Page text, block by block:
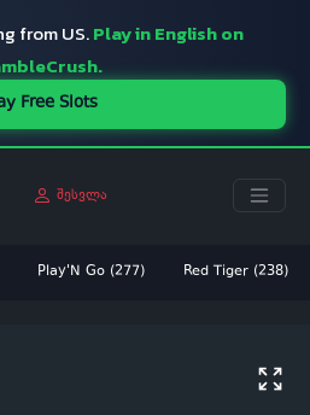
from US.Play in English on
Free Slots
შესვლა
Play'N Go (277) Red Tiger (238)